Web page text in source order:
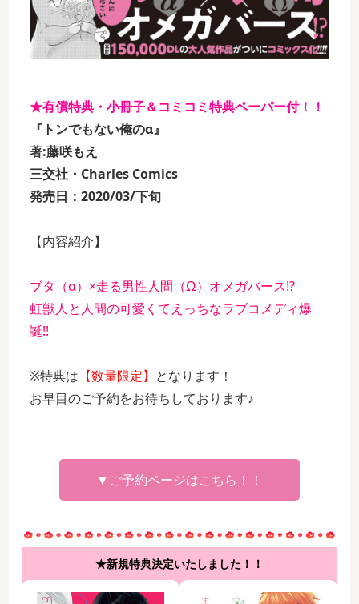
★有償特典・小冊子＆コミコミ特典ペーパー付！！
『トンでもない俺のα』
著:藤咲もえ
三交社・Charles Comics
発売日：2020/03/下旬
【内容紹介】
ブタ（α）×走る男性人間（Ω）オメガバース!?
虹獣人と人間の可愛くてえっちなラブコメディ爆
誕!!
※特典は 【数量限定】 となります！
お早目のご予約をお待ちしております♪
▼ご予約ページはこちら！！
★新規特典決定いたしました！！